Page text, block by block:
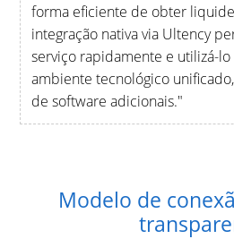
forma eficiente de obter
integração nativa via Ultency
serviço rapidamente e utilizá-
ambiente tecnológico
de software adicionais."
Modelo de